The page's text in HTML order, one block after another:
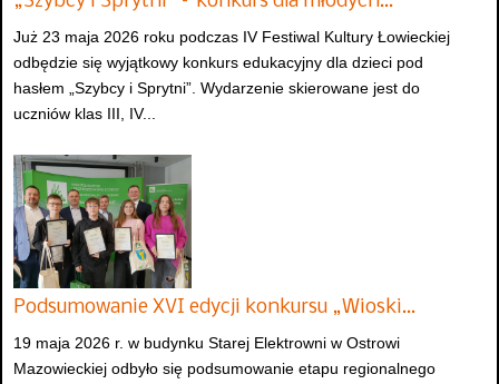
Już 23 maja 2026 roku podczas IV Festiwal Kultury Łowieckiej
odbędzie się wyjątkowy konkurs edukacyjny dla dzieci pod
hasłem „Szybcy i Sprytni”. Wydarzenie skierowane jest do
uczniów klas III, IV...
Podsumowanie XVI edycji konkursu „Wioski…
19 maja 2026 r. w budynku Starej Elektrowni w Ostrowi
Mazowieckiej odbyło się podsumowanie etapu regionalnego